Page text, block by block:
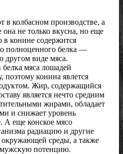
в колбасном производстве, а
не только вкусна, но еще
конине содержится
полноценного белка —
другом виде мяса.
мяса лошадей
поэтому конина явлется
Жир, содержащийся
является нечто средним
жирами, обладает
и снижает уровень
А еще конское мясо
радиацию и другие
окружающей среды, а также
мужскую потенцию.